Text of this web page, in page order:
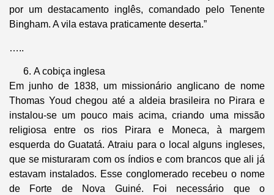
por um destacamento inglês, comandado pelo Tenente
Bingham. A vila estava praticamente deserta.”
…..
A cobiça inglesa
Em junho de 1838, um missionário anglicano de nome
Thomas Youd chegou até a aldeia brasileira no Pirara e
instalou-se um pouco mais acima, criando uma missão
religiosa entre os rios Pirara e Moneca, à margem
esquerda do Guatatá. Atraiu para o local alguns ingleses,
que se misturaram com os índios e com brancos que ali já
estavam instalados. Esse conglomerado recebeu o nome
de Forte de Nova Guiné. Foi necessário que o